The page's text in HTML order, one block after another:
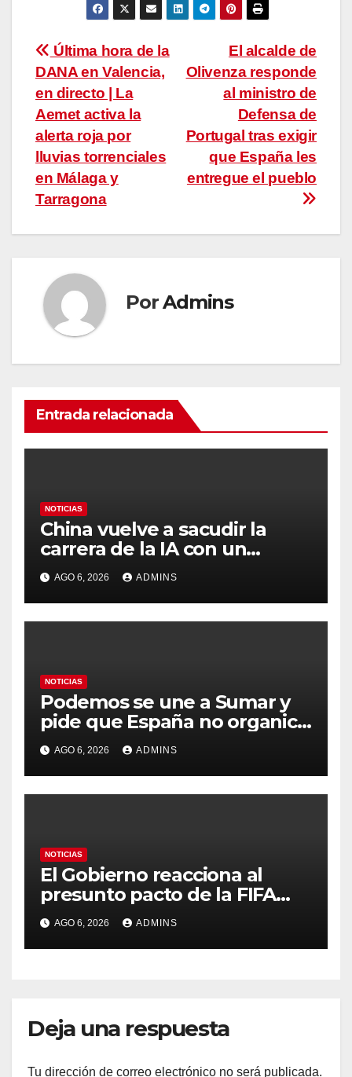
Navegación
de
entradas
El alcalde de
Olivenza responde
al ministro de
Defensa de
Portugal tras exigir
que España les
entregue el pueblo
Última hora de la
DANA en Valencia,
en directo | La
Aemet activa la
alerta roja por
lluvias torrenciales
en Málaga y
Tarragona
PorAdmins
Entrada relacionada
NOTICIAS
China vuelve a sacudir la
carrera de la IA con un
modelo capaz de trabajar
durante días sin intervención
humana
AGO 6, 2026 ADMINS
NOTICIAS
Podemos se une a Sumar y
pide que España no organice
el Mundial 2030 con
Marruecos por «atentar
contra la soberanía nacional»
AGO 6, 2026 ADMINS
NOTICIAS
El Gobierno reacciona al
presunto pacto de la FIFA
con Marruecos para acoger
la final del Mundial 2030:
«Tiene que ser en España»
AGO 6, 2026 ADMINS
Deja una respuesta
Tu dirección de correo electrónico no será publicada.